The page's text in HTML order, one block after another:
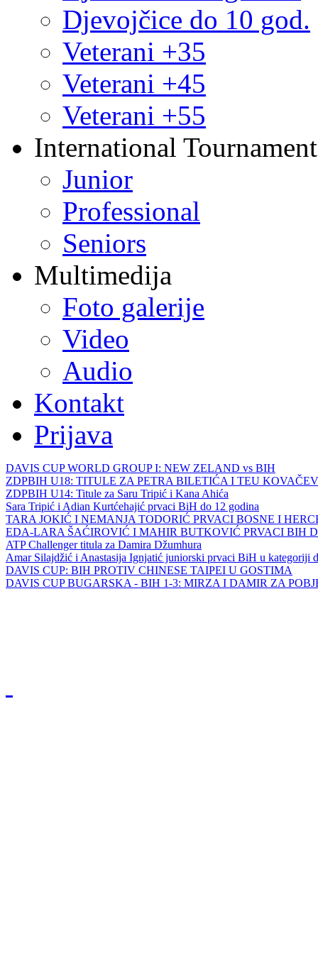
Djevojčice do 10 god.
Veterani +35
Veterani +45
Veterani +55
International
Junior
Professional
Seniors
Multimedija
Foto galerije
Video
Audio
Kontakt
Prijava
DAVIS CUP WORLD GROUP I: NEW ZELAND vs BIH
ZDPBIH U18: TITULE ZA PETRA BILETIĆA I TEU
ZDPBIH U14: Titule za Saru Tripić i Kana Ahića
Sara Tripić i Adian Kurtćehajić prvaci BiH do 12 godina
TARA JOKIĆ I NEMANJA TODORIĆ PRVACI BOSNE I
EDA-LARA ŠAĆIROVIĆ I MAHIR BUTKOVIĆ PRVACI BIH
ATP Challenger titula za Damira Džumhura
Amar Silajdžić i Anastasija Ignjatić juniorski prvaci BiH u kategoriji
DAVIS CUP: BIH PROTIV CHINESE TAIPEI U GOSTIMA
DAVIS CUP BUGARSKA - BIH 1-3: MIRZA I DAMIR ZA